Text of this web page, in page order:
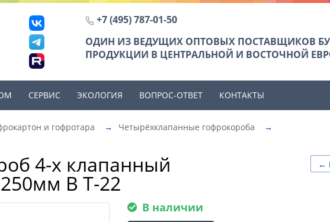
+7 (495) 787-01-50
ОДИН ИЗ ВЕДУЩИХ ОПТОВЫХ ПОСТАВЩИКОВ
ПРОДУКЦИИ В ЦЕНТРАЛЬНОЙ И ВОСТОЧНОЙ
СЕРВИС ЭКОЛОГИЯ ВОПРОС-ОТВЕТ КОНТАКТЫ
и гофротара → Четырёхклапанные гофрокороба
→
←
4-х клапанный
В Т-22
В наличии